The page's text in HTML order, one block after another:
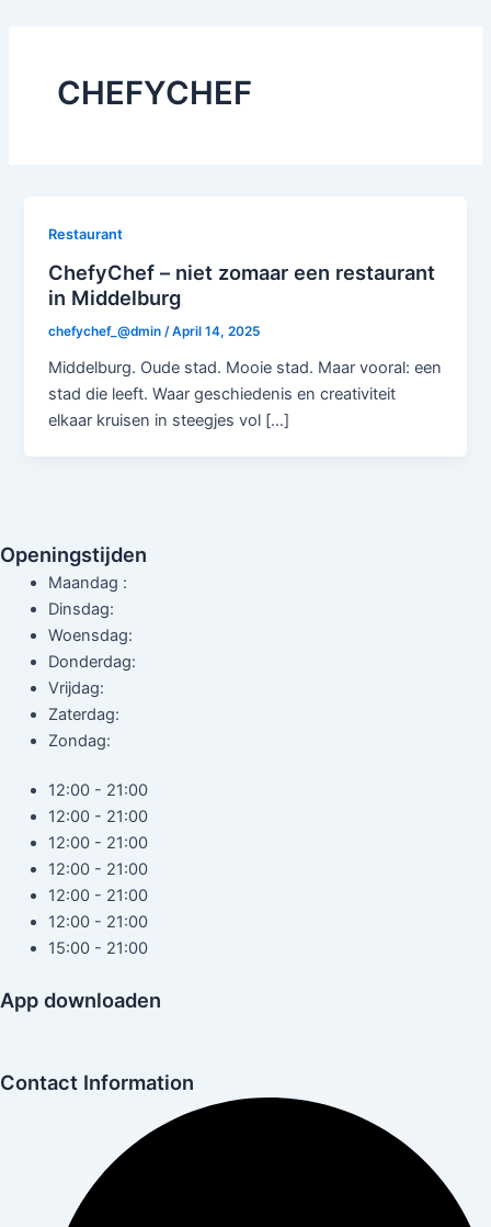
CHEFYCHEF
Restaurant
ChefyChef – niet zomaar een restaurant
in Middelburg
chefychef_@dmin /April 14, 2025
Middelburg. Oude stad. Mooie stad. Maar vooral: een
stad die leeft. Waar geschiedenis en creativiteit
elkaar kruisen in steegjes vol […]
Openingstijden
Maandag :
Dinsdag:
Woensdag:
Donderdag:
Vrijdag:
Zaterdag:
Zondag:
12:00 - 21:00
12:00 - 21:00
12:00 - 21:00
12:00 - 21:00
12:00 - 21:00
12:00 - 21:00
15:00 - 21:00
App downloaden
Contact Information